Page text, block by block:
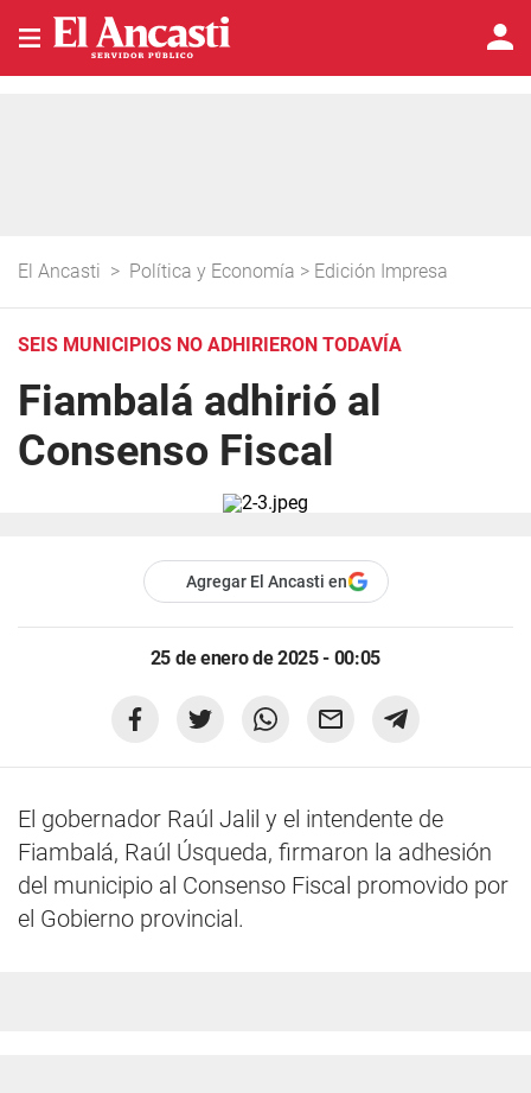
El Ancasti > Política y Economía > Edición Impresa
SEIS MUNICIPIOS NO ADHIRIERON TODAVÍA
Fiambalá adhirió al
Consenso Fiscal
Agregar El Ancasti en
25 de enero de 2025 - 00:05
El gobernador Raúl Jalil y el intendente de
Fiambalá, Raúl Úsqueda, firmaron la adhesión
del municipio al Consenso Fiscal promovido por
el Gobierno provincial.